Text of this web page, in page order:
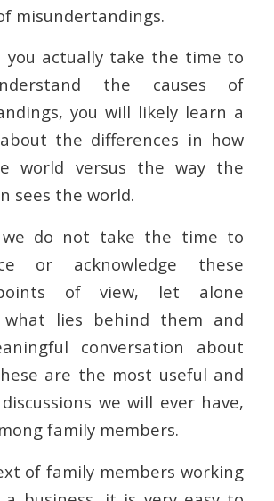
misundertandings.
you actually take the time to
the causes of
you will likely learn a
the differences in how
world versus the way the
sees the world.
do not take the time to
or acknowledge these
of view, let alone
what lies behind them and
conversation about
are the most useful and
we will ever have,
family members.
of family members working